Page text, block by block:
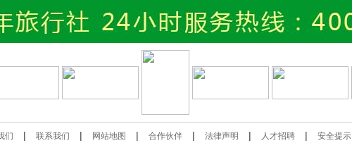
们 | 联系我们 | 网站地图 | 合作伙伴 | 法律声明 | 人才招聘 | 安全提示